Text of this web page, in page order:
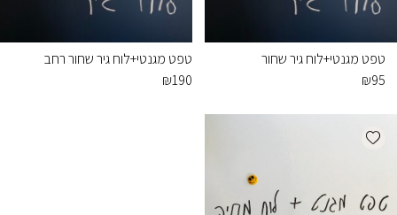
טפט מגנטי+לוח גיר שחור
₪95
טפט מגנטי+לוח גיר שחור רחב
₪190
Add wishlist